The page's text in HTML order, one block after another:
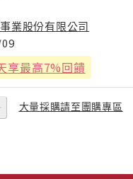
業股份有限公司
享最高7%回饋
大量採購請至團購專區